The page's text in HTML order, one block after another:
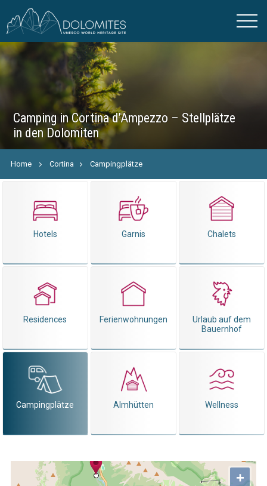
Camping in Cortina d’Ampezzo – Stellplätze
in den Dolomiten
Home Cortina Campingplätze
Hotels Garnis Chalets
Residences Ferienwohnungen
Urlaub auf dem
Bauernhof
Campingplätze Almhütten Wellness
+